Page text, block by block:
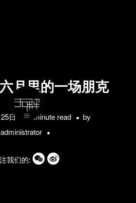
月里的一场朋克
躁动
日 1 minute read
by
administrator
我们的: